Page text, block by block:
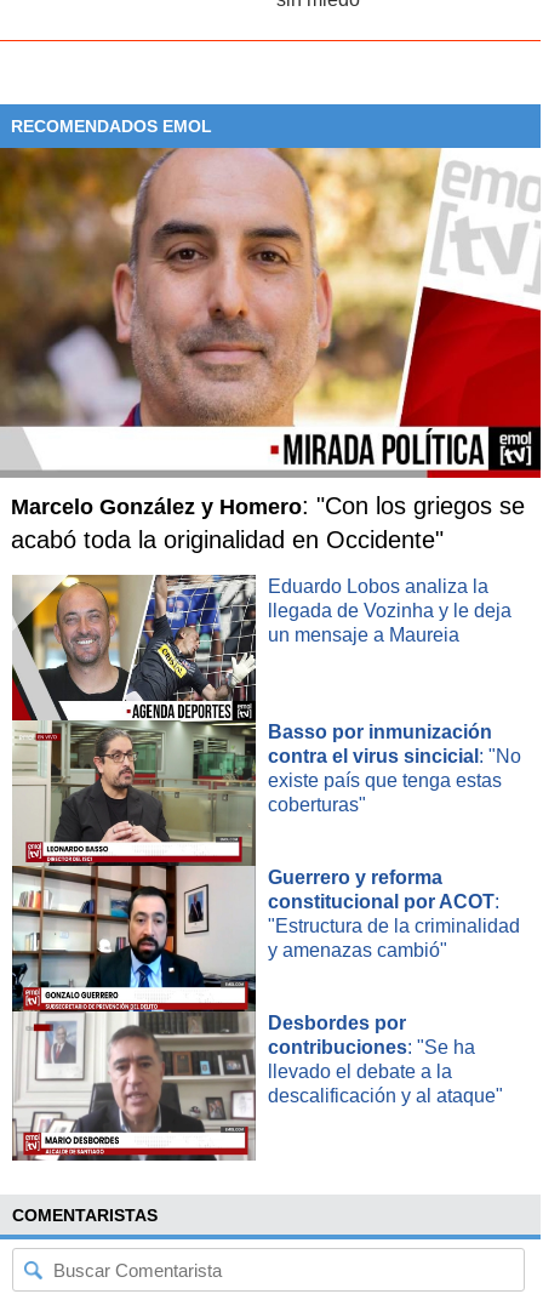
RECOMENDADOS EMOL
Marcelo González y Homero: "Con los griegos se
acabó toda la originalidad en Occidente"
Eduardo Lobos analiza la
llegada de Vozinha y le deja
un mensaje a Maureia
Basso por inmunización
contra el virus sincicial : "No
existe país que tenga estas
coberturas"
Guerrero y reforma
constitucional por ACOT:
"Estructura de la criminalidad
y amenazas cambió"
Desbordes por
contribuciones: "Se ha
llevado el debate a la
descalificación y al ataque"
COMENTARISTAS